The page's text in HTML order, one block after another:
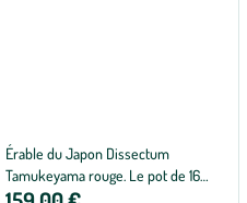
Érable du Japon Dissectum
Tamukeyama rouge. Le pot de 16
litres